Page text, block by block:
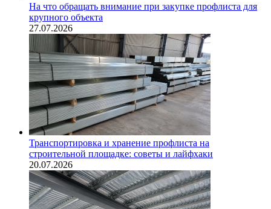
На что обращать внимание при закупке профлиста для
крупного объекта
27.07.2026
Транспортировка и хранение профлиста на
строительной площадке: советы и лайфхаки
20.07.2026